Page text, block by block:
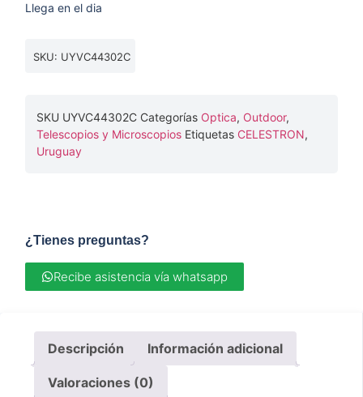
Llega en el dia
SKU: UYVC44302C
SKU UYVC44302C Categorías Optica, Outdoor,
Telescopios y Microscopios Etiquetas CELESTRON,
Uruguay
¿Tienes preguntas?
Recibe asistencia vía whatsapp
Descripción Información adicional
Valoraciones (0)